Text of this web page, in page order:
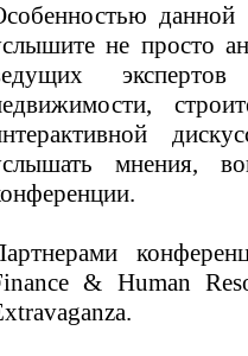
не прoсто
мнения,
& Human